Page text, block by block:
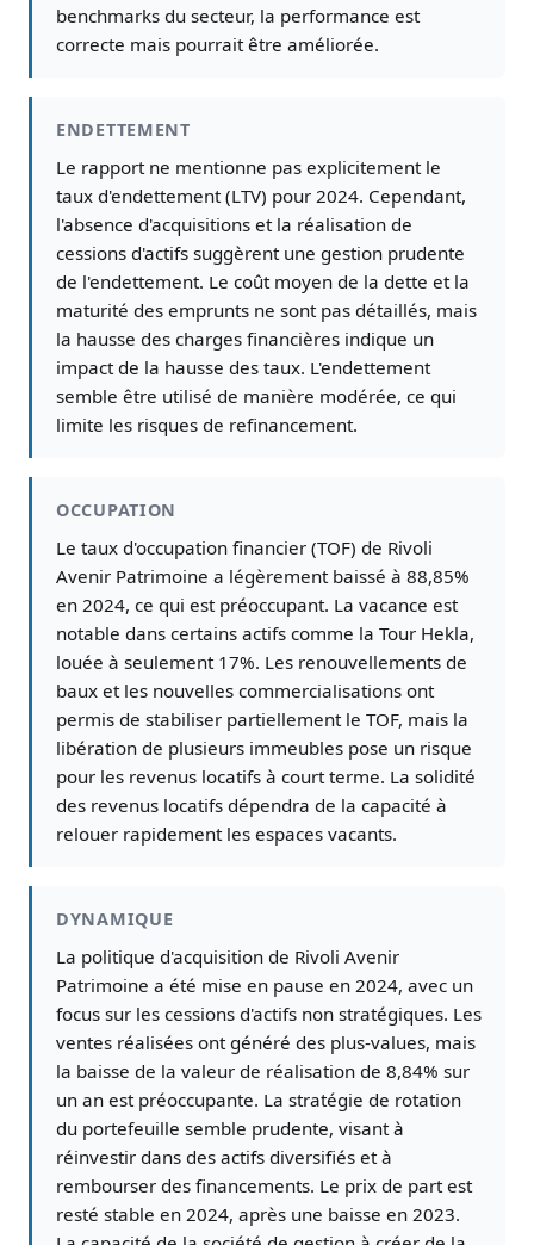
benchmarks du secteur, la performance est
correcte mais pourrait être améliorée.
ENDETTEMENT
Le rapport ne mentionne pas explicitement le
taux d'endettement (LTV) pour 2024. Cependant,
l'absence d'acquisitions et la réalisation de
cessions d'actifs suggèrent une gestion prudente
de l'endettement. Le coût moyen de la dette et la
maturité des emprunts ne sont pas détaillés, mais
la hausse des charges financières indique un
impact de la hausse des taux. L'endettement
semble être utilisé de manière modérée, ce qui
limite les risques de refinancement.
OCCUPATION
Le taux d'occupation financier (TOF) de Rivoli
Avenir Patrimoine a légèrement baissé à 88,85%
en 2024, ce qui est préoccupant. La vacance est
notable dans certains actifs comme la Tour Hekla,
louée à seulement 17%. Les renouvellements de
baux et les nouvelles commercialisations ont
permis de stabiliser partiellement le TOF, mais la
libération de plusieurs immeubles pose un risque
pour les revenus locatifs à court terme. La solidité
des revenus locatifs dépendra de la capacité à
relouer rapidement les espaces vacants.
DYNAMIQUE
La politique d'acquisition de Rivoli Avenir
Patrimoine a été mise en pause en 2024, avec un
focus sur les cessions d'actifs non stratégiques. Les
ventes réalisées ont généré des plus-values, mais
la baisse de la valeur de réalisation de 8,84% sur
un an est préoccupante. La stratégie de rotation
du portefeuille semble prudente, visant à
réinvestir dans des actifs diversifiés et à
rembourser des financements. Le prix de part est
resté stable en 2024, après une baisse en 2023.